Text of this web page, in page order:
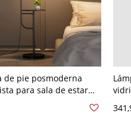
de pie posmoderna
para sala de estar
- 110 A 120 V Negro
51",